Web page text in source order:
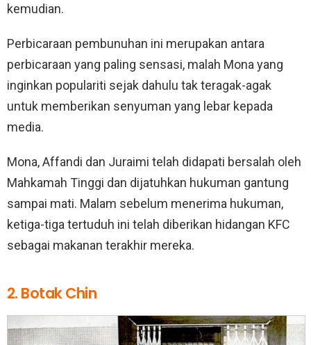
kemudian.
Perbicaraan pembunuhan ini merupakan antara
perbicaraan yang paling sensasi, malah Mona yang
inginkan populariti sejak dahulu tak teragak-agak
untuk memberikan senyuman yang lebar kepada
media.
Mona, Affandi dan Juraimi telah didapati bersalah oleh
Mahkamah Tinggi dan dijatuhkan hukuman gantung
sampai mati. Malam sebelum menerima hukuman,
ketiga-tiga tertuduh ini telah diberikan hidangan KFC
sebagai makanan terakhir mereka.
2. Botak Chin